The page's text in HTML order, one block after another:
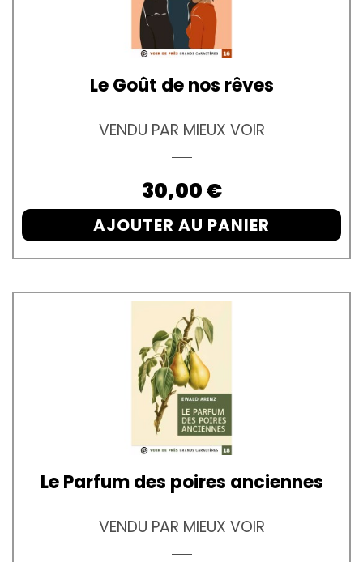
Le Goût de nos rêves
VENDU PAR MIEUX VOIR
Prix
30,00 €
AJOUTER AU PANIER
Le Parfum des poires anciennes
VENDU PAR MIEUX VOIR